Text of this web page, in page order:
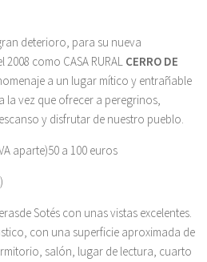
deterioro, para su nueva
como CASA RURAL CERRO DE
a un lugar mítico y entrañable
vez que ofrecer a peregrinos,
y disfrutar de nuestro pueblo.
aparte)50 a 100 euros
Sotés con unas vistas excelentes.
con una superficie aproximada de
salón, lugar de lectura, cuarto